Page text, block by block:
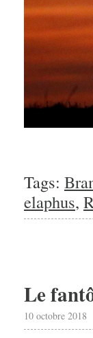
Tags:
elaphus,
Le
10 octobre